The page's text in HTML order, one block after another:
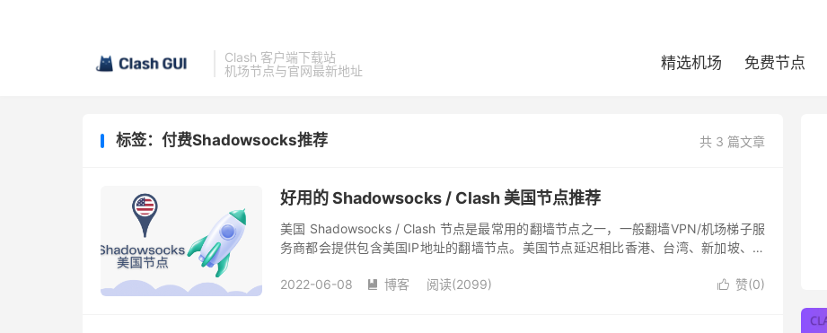
Clash 客户端下载站
机场节点与官网最新地址
精选机场 免费节点
共 3 篇文章
标签：付费Shadowsocks推荐
好用的 Shadowsocks / Clash 美国节点推荐
美国 Shadowsocks / Clash 节点是最常用的翻墙节点之一，一般翻墙VPN/机场梯子服
务商都会提供包含美国IP地址的翻墙节点。美国节点延迟相比香港、台湾、新加坡、日
 赞(0)
2022-06-08  博客 阅读(2099)